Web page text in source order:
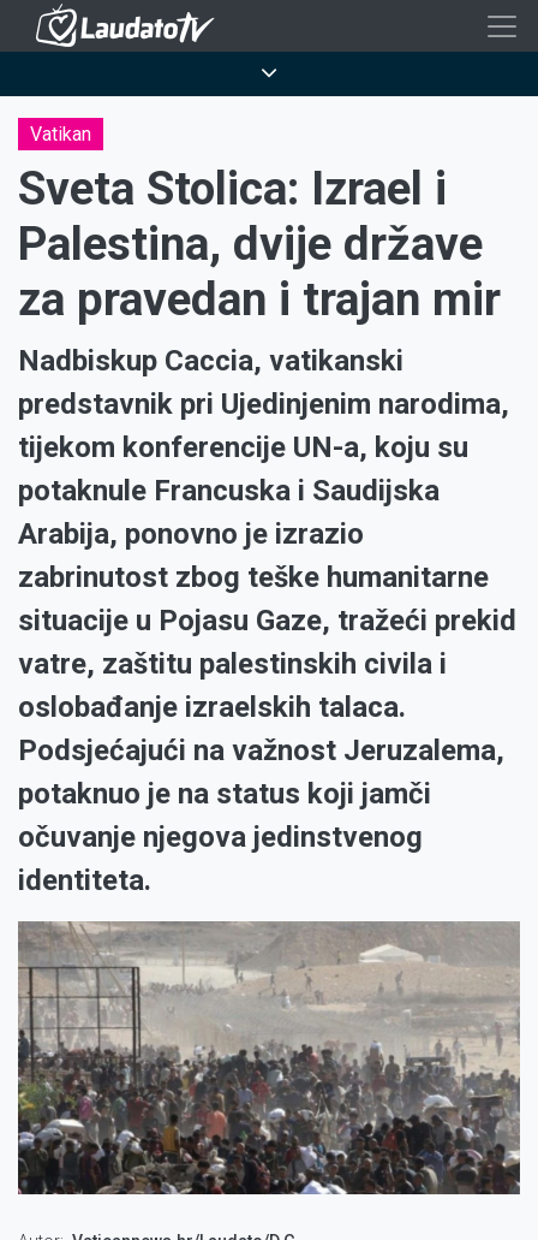
Skoči
sadržaj
Vatikan
Sveta Stolica: Izrael i
Palestina, dvije države
za pravedan i trajan mir
Nadbiskup Caccia, vatikanski
predstavnik pri Ujedinjenim narodima,
tijekom konferencije UN-a, koju su
potaknule Francuska i Saudijska
Arabija, ponovno je izrazio
zabrinutost zbog teške humanitarne
situacije u Pojasu Gaze, tražeći prekid
vatre, zaštitu palestinskih civila i
oslobađanje izraelskih talaca.
Podsjećajući na važnost Jeruzalema,
potaknuo je na status koji jamči
očuvanje njegova jedinstvenog
identiteta.